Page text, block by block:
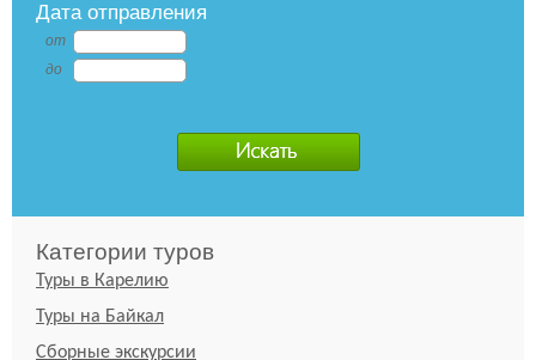
Дата отправления
от
до
Категории туров
Туры в Карелию
Туры на Байкал
Сборные экскурсии